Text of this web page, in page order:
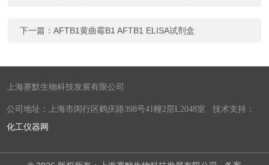
下一篇：AFTB1黄曲霉B1 AFTB1 ELISA试剂盒
上海赛默生物科技发展有限公司
公司地址：上海市闵行区鹤庆路398号41幢2层L2048室 技术支持：
化工仪器网